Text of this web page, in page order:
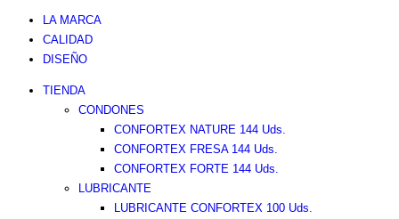
LA MARCA
CALIDAD
DISEÑO
TIENDA
CONDONES
CONFORTEX NATURE 144 Uds.
CONFORTEX FRESA 144 Uds.
CONFORTEX FORTE 144 Uds.
LUBRICANTE
LUBRICANTE CONFORTEX 100 Uds.